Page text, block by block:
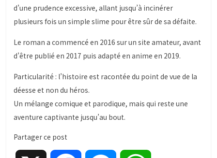
d’une prudence excessive, allant jusqu’à incinérer
plusieurs fois un simple slime pour être sûr de sa défaite.
Le roman a commencé en 2016 sur un site amateur, avant
d’être publié en 2017 puis adapté en anime en 2019.
Particularité : l’histoire est racontée du point de vue de la
déesse et non du héros.
Un mélange comique et parodique, mais qui reste une
aventure captivante jusqu’au bout.
Partager ce post